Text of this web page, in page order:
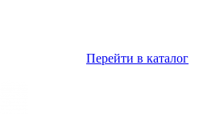
Перейти в каталог